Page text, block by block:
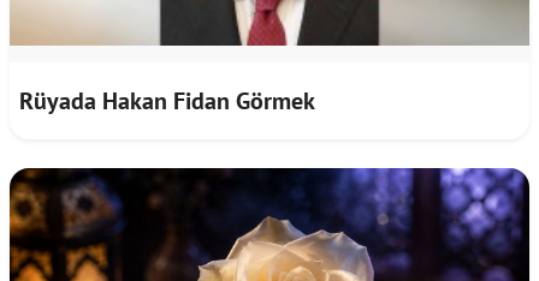
Rüyada Hakan Fidan Görmek